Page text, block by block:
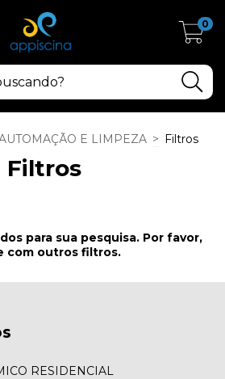
0
E LIMPEZA > Filtros
Filtros
para sua pesquisa. Por favor,
com outros filtros.
RESIDENCIAL